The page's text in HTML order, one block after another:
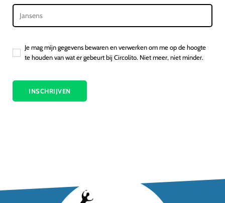
Je mag mijn gegevens bewaren en verwerken om me op de hoogte
te houden van wat er gebeurt bij Circolito. Niet meer, niet minder.
INSCHRIJVEN